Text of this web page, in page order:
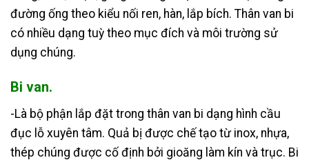
đường ống theo kiểu nối ren, hàn, lắp bích. Thân van bi
có nhiều dạng tuỳ theo mục đích và môi trường sử
dụng chúng.
Bi van.
-Là bộ phận lắp đặt trong thân van bi dạng hình cầu
đục lỗ xuyên tâm. Quả bị được chế tạo từ inox, nhựa,
thép chúng được cố định bởi gioăng làm kín và trục. Bi